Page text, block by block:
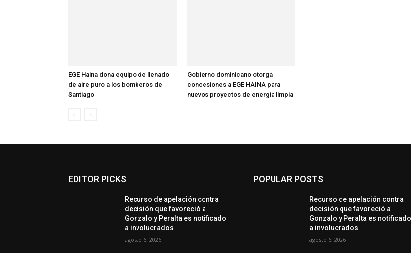
EGE Haina dona equipo de llenado
de aire puro a los bomberos de
Santiago
Gobierno dominicano otorga
concesiones a EGE HAINA para
nuevos proyectos de energía limpia
EDITOR PICKS
Recurso de apelación contra
decisión que favoreció a
Gonzalo y Peralta es notificado
a involucrados
agosto 6, 2026
POPULAR POSTS
Recurso de apelación contra
decisión que favoreció a
Gonzalo y Peralta es notificado
a involucrados
agosto 6, 2026